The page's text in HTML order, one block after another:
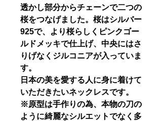
透かし部分からチェーンで二つの
桜をつなげました。桜はシルバー
925で、より桜らしくピンクゴー
ルドメッキで仕上げ、中央にはさ
りげなくジルコニアが入っていま
す。
日本の美を愛する人に身に着けて
いただきたいネックレスです。
※原型は手作りの為、本物の刀の
ように綺麗なシルエットでなく多